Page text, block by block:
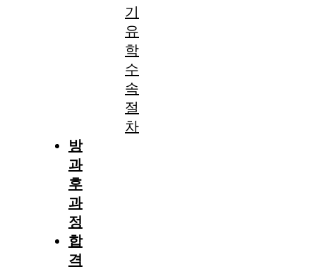
기
유
학
수
속
절
차
방
과
후
과
정
합
격